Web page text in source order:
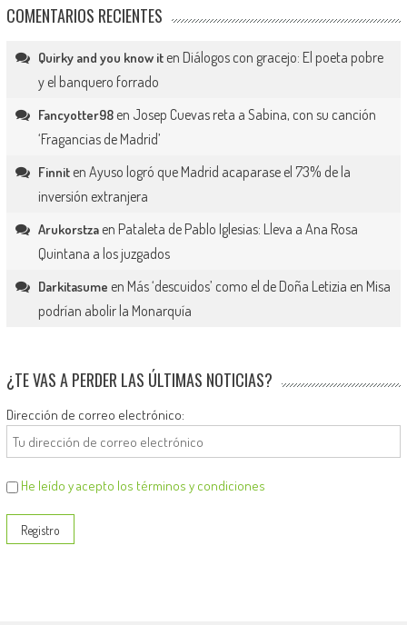
COMENTARIOS RECIENTES
Quirky and you know iten Diálogos con gracejo: El poeta pobre
y el banquero forrado
Fancyotter98en Josep Cuevas reta a Sabina, con su canción
‘Fragancias de Madrid’
Finniten Ayuso logró que Madrid acaparase el 73% de la
inversión extranjera
Arukorstzaen Pataleta de Pablo Iglesias: Lleva a Ana Rosa
Quintana a los juzgados
Darkitasume en Más ‘descuidos’ como el de Doña Letizia en Misa
podrían abolir la Monarquía
¿TE VAS A PERDER LAS ÚLTIMAS NOTICIAS?
Dirección de correo electrónico:
He leído y acepto los términos y condiciones